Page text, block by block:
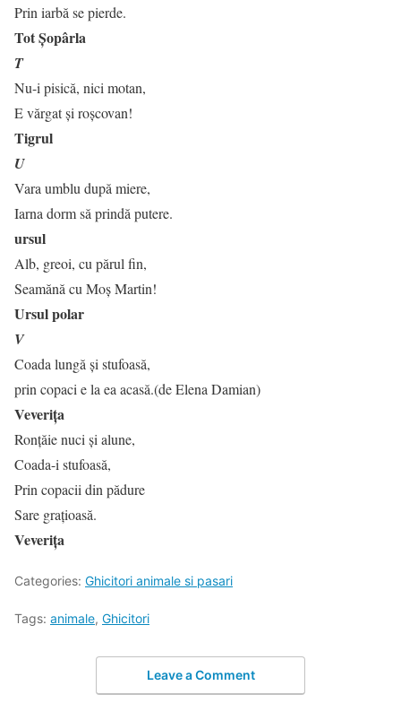
Prin iarbă se pierde.
Tot Șopârla
T
Nu-i pisică, nici motan,
E vărgat şi roşcovan!
Tigrul
U
Vara umblu după miere,
Iarna dorm să prindă putere.
ursul
Alb, greoi, cu părul fin,
Seamănă cu Moş Martin!
Ursul polar
V
Coada lungă și stufoasă,
prin copaci e la ea acasă.(de Elena Damian)
Veverița
Ronțăie nuci și alune,
Coada-i stufoasă,
Prin copacii din pădure
Sare grațioasă.
Veverița
Categories: Ghicitori animale si pasari
Tags: animale, Ghicitori
Leave a Comment